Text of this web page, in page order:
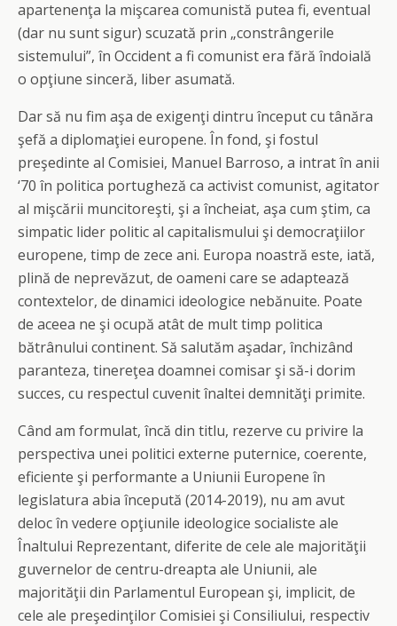
apartenenţa la mişcarea comunistă putea fi, eventual
(dar nu sunt sigur) scuzată prin „constrângerile
sistemului”, în Occident a fi comunist era fără îndoială
o opţiune sinceră, liber asumată.
Dar să nu fim aşa de exigenţi dintru început cu tânăra
şefă a diplomaţiei europene. În fond, şi fostul
preşedinte al Comisiei, Manuel Barroso, a intrat în anii
‘70 în politica portugheză ca activist comunist, agitator
al mişcării muncitoreşti, şi a încheiat, aşa cum ştim, ca
simpatic lider politic al capitalismului şi democraţiilor
europene, timp de zece ani. Europa noastră este, iată,
plină de neprevăzut, de oameni care se adaptează
contextelor, de dinamici ideologice nebănuite. Poate
de aceea ne şi ocupă atât de mult timp politica
bătrânului continent. Să salutăm aşadar, închizând
paranteza, tinereţea doamnei comisar şi să-i dorim
succes, cu respectul cuvenit înaltei demnităţi primite.
Când am formulat, încă din titlu, rezerve cu privire la
perspectiva unei politici externe puternice, coerente,
eficiente şi performante a Uniunii Europene în
legislatura abia începută (2014-2019), nu am avut
deloc în vedere opţiunile ideologice socialiste ale
Înaltului Reprezentant, diferite de cele ale majorităţii
guvernelor de centru-dreapta ale Uniunii, ale
majorităţii din Parlamentul European şi, implicit, de
cele ale preşedinţilor Comisiei şi Consiliului, respectiv